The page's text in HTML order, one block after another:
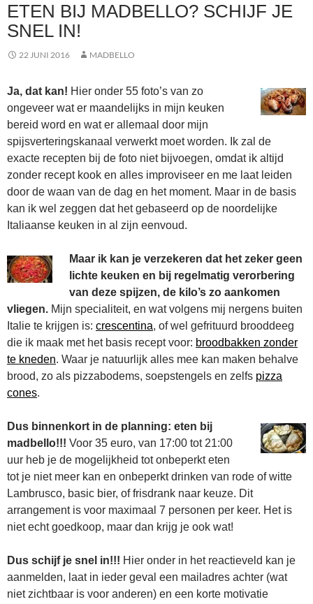
ETEN BIJ MADBELLO? SCHIJF JE
SNEL IN!
22 JUNI 2016 MADBELLO
Ja, dat kan! Hier onder 55 foto’s van zo
ongeveer wat er maandelijks in mijn keuken
bereid word en wat er allemaal door mijn
spijsverteringskanaal verwerkt moet worden. Ik zal de
exacte recepten bij de foto niet bijvoegen, omdat ik altijd
zonder recept kook en alles improviseer en me laat leiden
door de waan van de dag en het moment. Maar in de basis
kan ik wel zeggen dat het gebaseerd op de noordelijke
Italiaanse keuken in al zijn eenvoud.
Maar ik kan je verzekeren dat het zeker geen
lichte keuken en bij regelmatig verorbering
van deze spijzen, de kilo’s zo aankomen
vliegen. Mijn specialiteit, en wat volgens mij nergens buiten
Italie te krijgen is: crescentina, of wel gefrituurd brooddeeg
die ik maak met het basis recept voor: broodbakken zonder
te kneden. Waar je natuurlijk alles mee kan maken behalve
brood, zo als pizzabodems, soepstengels en zelfs pizza
cones.
Dus binnenkort in de planning: eten bij
madbello!!! Voor 35 euro, van 17:00 tot 21:00
uur heb je de mogelijkheid tot onbeperkt eten
tot je niet meer kan en onbeperkt drinken van rode of witte
Lambrusco, basic bier, of frisdrank naar keuze. Dit
arrangement is voor maximaal 7 personen per keer. Het is
niet echt goedkoop, maar dan krijg je ook wat!
Dus schijf je snel in!!! Hier onder in het reactieveld kan je
aanmelden, laat in ieder geval een mailadres achter (wat
niet zichtbaar is voor anderen) en een korte motivatie